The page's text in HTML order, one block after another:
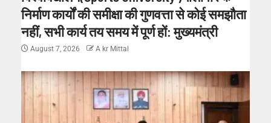
निर्माण कार्यों की समीक्षा की गुणवत्ता से कोई समझौता
नहीं, सभी कार्य तय समय में पूर्ण हों: मुख्यमंत्री
August 7, 2026 A kr Mittal